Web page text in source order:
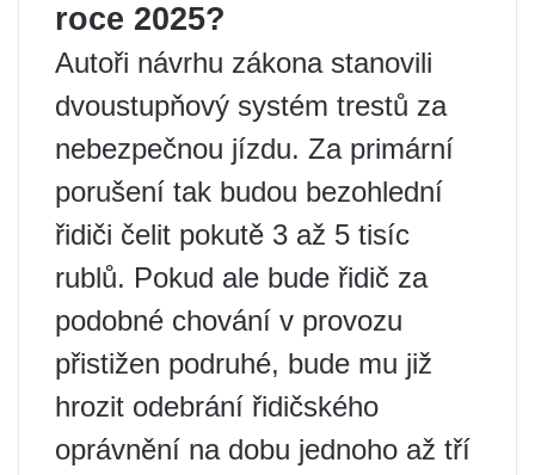
roce 2025?
Autoři návrhu zákona stanovili
dvoustupňový systém trestů za
nebezpečnou jízdu. Za primární
porušení tak budou bezohlední
řidiči čelit pokutě 3 až 5 tisíc
rublů. Pokud ale bude řidič za
podobné chování v provozu
přistižen podruhé, bude mu již
hrozit odebrání řidičského
oprávnění na dobu jednoho až tří